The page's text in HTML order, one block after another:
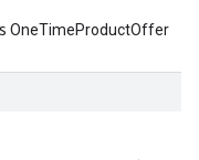
OneTimeProductOffer